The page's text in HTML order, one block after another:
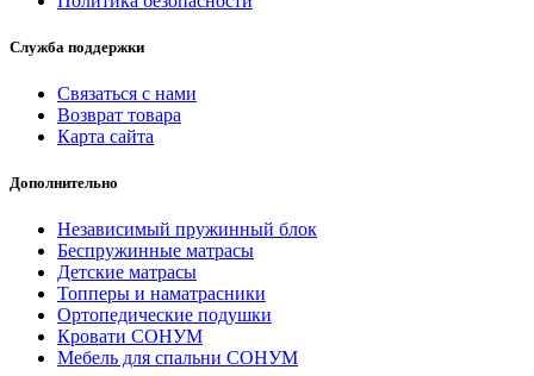
Служба поддержки
Связаться с нами
Возврат товара
Карта сайта
Дополнительно
Независимый пружинный блок
Беспружинные матрасы
Детские матрасы
Топперы и наматрасники
Ортопедические подушки
Кровати СОНУМ
Мебель для спальни СОНУМ